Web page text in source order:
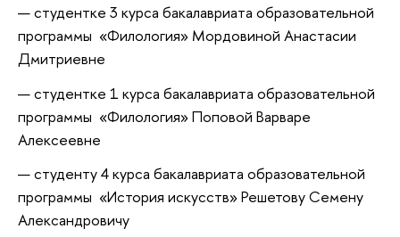
студентке 3 курса бакалавриата образовательной
программы «Филология» Мордовиной Анастасии
Дмитриевне
студентке 1 курса бакалавриата образовательной
программы «Филология» Поповой Варваре
Алексеевне
студенту 4 курса бакалавриата образовательной
программы «История искусств» Решетову Семену
Александровичу